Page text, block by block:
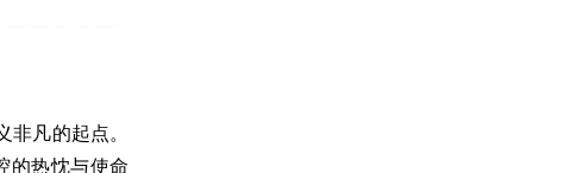
凡的起点。
的热忱与使命